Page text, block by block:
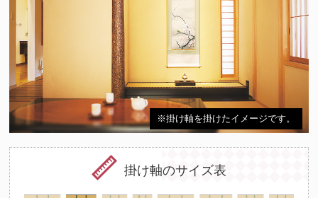
※掛け軸を掛けたイメージです。
掛け軸のサイズ表